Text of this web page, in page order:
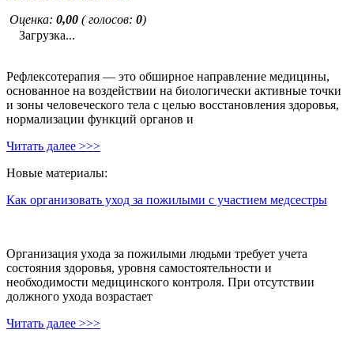
Оценка: 0,00 ( голосов: 0)
Загрузка...
Рефлексотерапия — это обширное направление медицины,
основанное на воздействии на биологически активные точки
и зоны человеческого тела с целью восстановления здоровья,
нормализации функций органов и
Читать далее >>>
Новые материалы:
Как организовать уход за пожилыми с участием медсестры
Организация ухода за пожилыми людьми требует учета
состояния здоровья, уровня самостоятельности и
необходимости медицинского контроля. При отсутствии
должного ухода возрастает
Читать далее >>>